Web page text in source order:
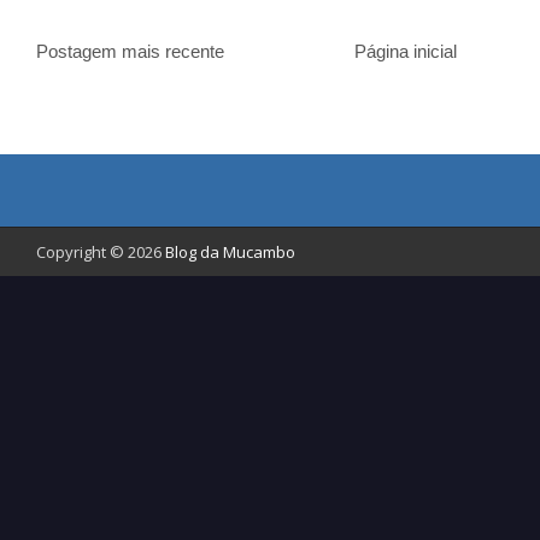
Postagem mais recente Página inicial
Copyright © 2026Blog da Mucambo